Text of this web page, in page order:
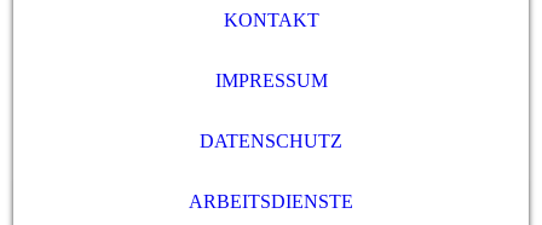
KONTAKT
IMPRESSUM
DATENSCHUTZ
ARBEITSDIENSTE